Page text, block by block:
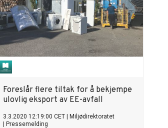
Foreslår flere tiltak for å bekjempe
ulovlig eksport av EE-avfall
3.3.2020 12:19:00 CET
Miljødirektoratet
Pressemelding